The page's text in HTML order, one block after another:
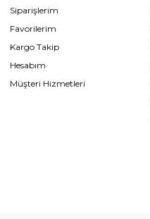
Siparişlerim
Favorilerim
Kargo Takip
Hesabım
Müşteri Hizmetleri